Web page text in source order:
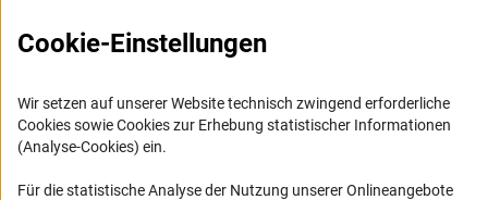
FAQ
Logo und Corporate Design
RSS-Feeds
Cookie-Einstellungen
Wir setzen auf unserer Website technisch zwingend erforderliche
Cookies sowie Cookies zur Erhebung statistischer Informationen
(Analyse-Cookies) ein.
Für die statistische Analyse der Nutzung unserer Onlineangebote